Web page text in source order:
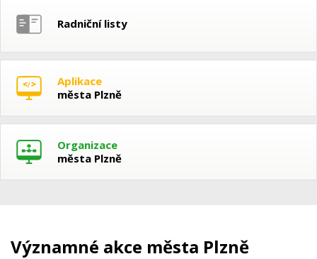
Radniční listy
Aplikace
města Plzně
Organizace
města Plzně
Významné akce města Plzně